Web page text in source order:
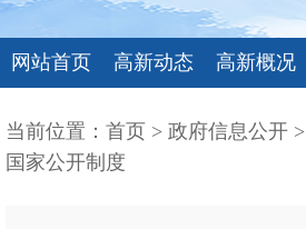
网站首页 高新动态 高新概况
当前位置： 首页 > 政府信息公开 >
国家公开制度